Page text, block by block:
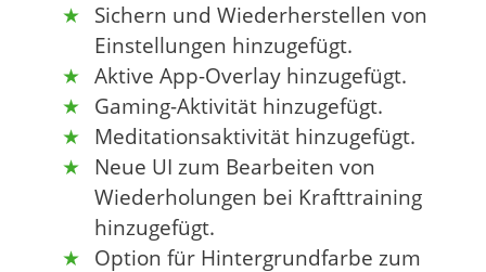
Sichern und Wiederherstellen von
Einstellungen hinzugefügt.
Aktive App-Overlay hinzugefügt.
Gaming-Aktivität hinzugefügt.
Meditationsaktivität hinzugefügt.
Neue UI zum Bearbeiten von
Wiederholungen bei Krafttraining
hinzugefügt.
Option für Hintergrundfarbe zum